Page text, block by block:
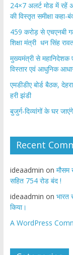
24×7 अलर्ट मोड में रहें
की विस्तृत समीक्षा
459 करोड़ से एचएनबी
शिक्षा मंत्री धन सिंह
मुख्यमंत्री से महानिदेशक
विस्तार एवं आधुनिक
एमडीडीए बोर्ड बैठक,
हरी झंडी
बुजुर्ग-दिव्यांगों के घर
Recent
ideaadmin on मौसम
सहित 754 रोड बंद !
ideaadmin on भारत
किया।
A WordPress